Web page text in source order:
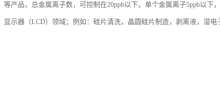
等产品，总金属离子数，可控制在20ppb以下，单个金属离子5ppb以下
显示器（LCD）领域；例如：硅片清洗，晶圆硅片制造，剥离液，湿电